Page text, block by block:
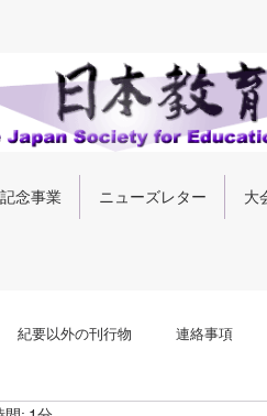
念事業 ニューズレター 大
紀要以外の刊行物 連絡事項